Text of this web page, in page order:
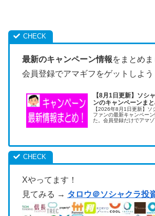
最新のキャンペーン情報をまとめま
会員登録でアマギフをゲットしよう
【8月1日更新】ソシ
ンのキャンペーンま
【2026年8月1日更新】ソ
ファンの最新キャンペーン
た。会員登録だけでアマゾ
Xやってます！
見てみる → タロウ＠ソシャクラ投